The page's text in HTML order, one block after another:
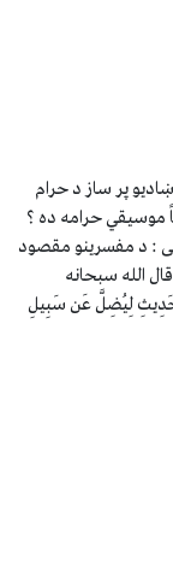
پر ساز د حرام
موسیقي حرامه ده ؟
: د مفسرینو مقصود
الله سبحانه
لِيُضِلَّ عَن سَبِيلِ